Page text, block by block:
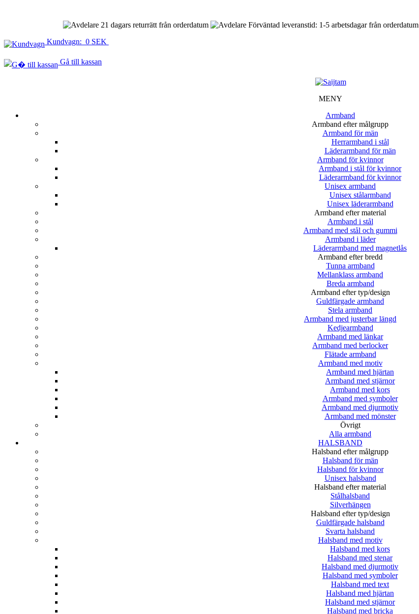
21 dagars returrätt från orderdatum Förväntad leveranstid: 1-5 arbetsdagar från orderdatum
Kundvagn: 0 SEK
Gå till kassan
MENY
Armband
Armband efter målgrupp
Armband för män
Herrarmband i stål
Läderarmband för män
Armband för kvinnor
Armband i stål för kvinnor
Läderarmband för kvinnor
Unisex armband
Unisex stålarmband
Unisex läderarmband
Armband efter material
Armband i stål
Armband med stål och gummi
Armband i läder
Läderarmband med magnetlås
Armband efter bredd
Tunna armband
Mellanklass armband
Breda armband
Armband efter typ/design
Guldfärgade armband
Stela armband
Armband med justerbar längd
Kedjearmband
Armband med länkar
Armband med berlocker
Flätade armband
Armband med motiv
Armband med hjärtan
Armband med stjärnor
Armband med kors
Armband med symboler
Armband med djurmotiv
Armband med mönster
Övrigt
Alla armband
HALSBAND
Halsband efter målgrupp
Halsband för män
Halsband för kvinnor
Unisex halsband
Halsband efter material
Stålhalsband
Silverhängen
Halsband efter typ/design
Guldfärgade halsband
Svarta halsband
Halsband med motiv
Halsband med kors
Halsband med stenar
Halsband med djurmotiv
Halsband med symboler
Halsband med text
Halsband med hjärtan
Halsband med stjärnor
Halsband med bricka